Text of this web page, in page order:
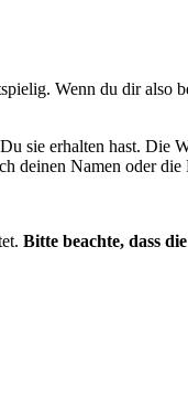
Wenn du dir also
sie erhalten hast. Die
deinen Namen oder die
Bitte beachte, dass